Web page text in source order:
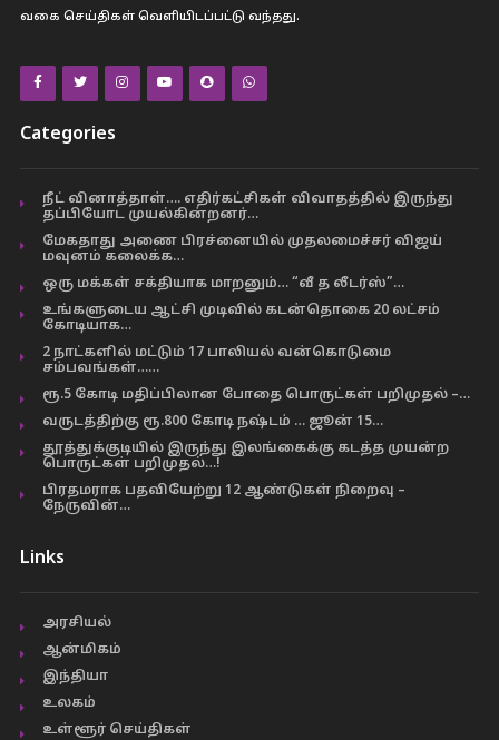
வகை செய்திகள் வெளியிடப்பட்டு வந்தது.
Categories
நீட் வினாத்தாள்…. எதிர்கட்சிகள் விவாதத்தில் இருந்து
தப்பியோட முயல்கின்றனர்…
மேகதாது அணை பிரச்னையில் முதலமைச்சர் விஜய்
மவுனம் கலைக்க…
ஒரு மக்கள் சக்தியாக மாறனும்… “வீ த லீடர்ஸ்”…
உங்களுடைய ஆட்சி முடிவில் கடன்தொகை 20 லட்சம்
கோடியாக…
2 நாட்களில் மட்டும் 17 பாலியல் வன்கொடுமை
சம்பவங்கள்……
ரூ.5 கோடி மதிப்பிலான போதை பொருட்கள் பறிமுதல் –…
வருடத்திற்கு ரூ.800 கோடி நஷ்டம் … ஜூன் 15…
தூத்துக்குடியில் இருந்து இலங்கைக்கு கடத்த முயன்ற
பொருட்கள் பறிமுதல்…!
பிரதமராக பதவியேற்று 12 ஆண்டுகள் நிறைவு –
நேருவின்…
Links
அரசியல்
ஆன்மிகம்
இந்தியா
உலகம்
உள்ளூர் செய்திகள்